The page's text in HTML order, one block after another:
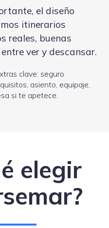
el diseño
itinerarios
reales, buenas
ver y descansar.
clave: seguro
asiento, equipaje,
si te apetece.
elegir